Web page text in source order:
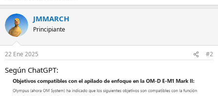
JMMARCH
Principiante
22 Ene 2025 #2
Según ChatGPT: